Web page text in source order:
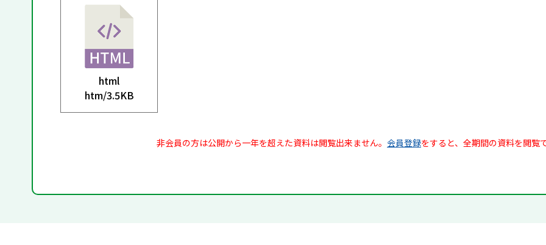
html
htm/3.5KB
非会員の方は公開から一年を超えた資料は閲覧出来ません。 会員登録をすると、全期間の資料を閲覧